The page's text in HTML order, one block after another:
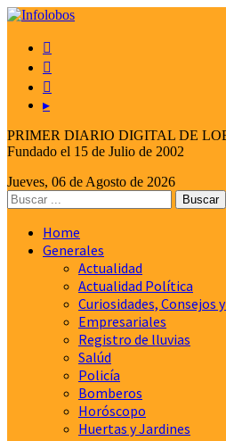



▸
PRIMER DIARIO DIGITAL DE
Fundado el 15 de Julio de 2002
Jueves, 06 de Agosto de 2026
Home
Generales
Actualidad
Actualidad Política
Curiosidades, Consejos
Empresariales
Registro de lluvias
Salúd
Policía
Bomberos
Horóscopo
Huertas y Jardines